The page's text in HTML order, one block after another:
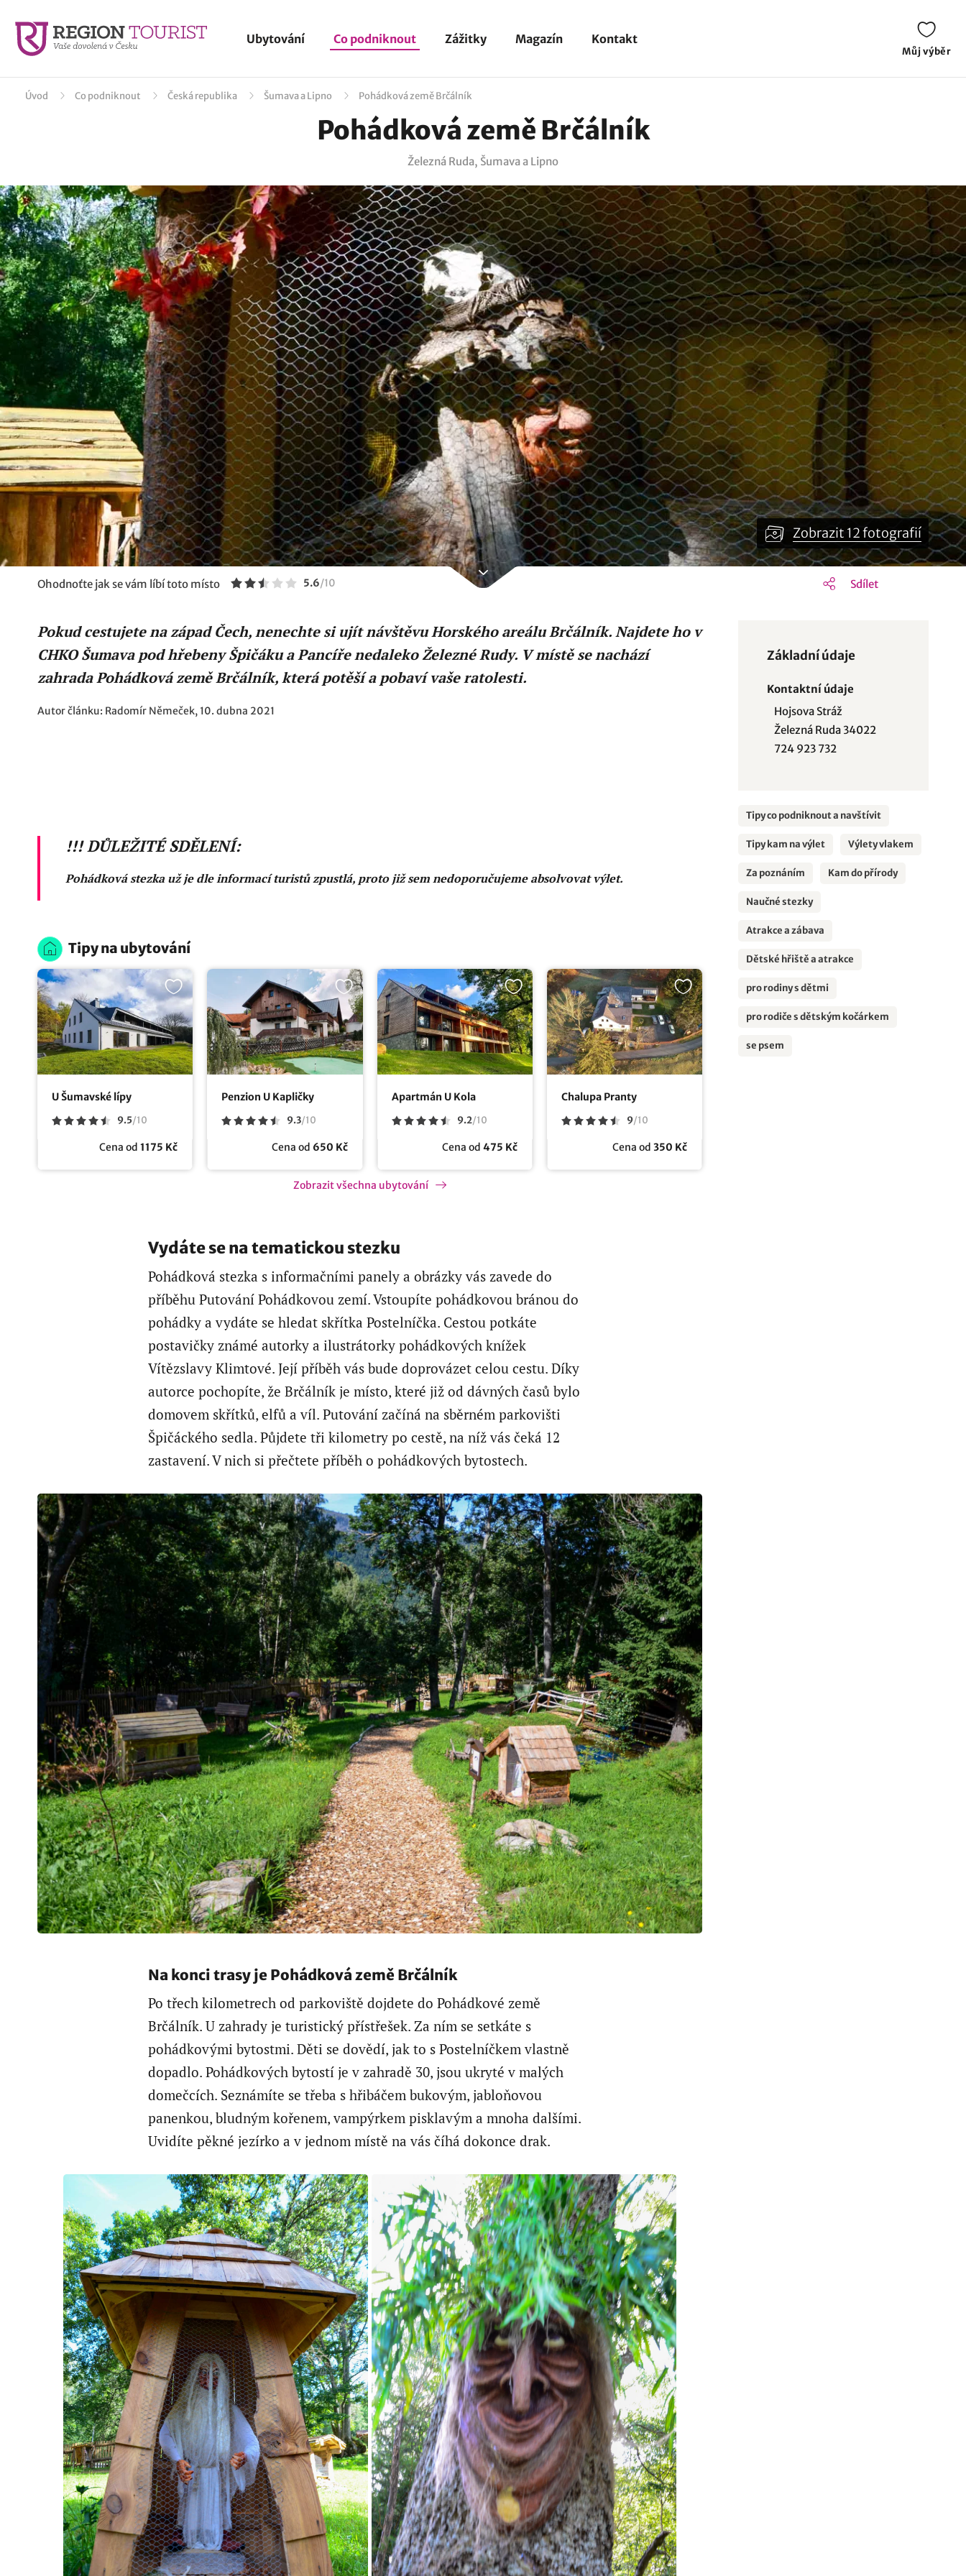
Ubytování Co podniknout Zážitky Magazín Kontakt
Můj výběr
Úvod Co podniknout Česká republika Šumava a Lipno Pohádková země Brčálník
Pohádková země Brčálník
Železná Ruda, Šumava a Lipno
Zobrazit 12 fotografií
Ohodnoťte jak se vám líbí toto místo 5.6/10 Sdílet
Pokud cestujete na západ Čech, nenechte si ujít návštěvu Horského areálu Brčálník. Najdete ho v
CHKO Šumava pod hřebeny Špičáku a Pancíře nedaleko Železné Rudy. V místě se nachází
zahrada Pohádková země Brčálník, která potěší a pobaví vaše ratolesti.
Autor článku: Radomír Němeček, 10. dubna 2021
!!! DŮLEŽITÉ SDĚLENÍ:
Pohádková stezka už je dle informací turistů zpustlá, proto již sem nedoporučujeme absolvovat výlet.
Tipy na ubytování
U Šumavské lípy
9.5/10
Cena od1175 Kč
Penzion U Kapličky
9.3/10
Cena od 650 Kč
Apartmán U Kola
9.2/10
Cena od 475 Kč
Chalupa Pranty
9/10
Cena od 350 Kč
Zobrazit všechna ubytování
Vydáte se na tematickou stezku
Pohádková stezka s informačními panely a obrázky vás zavede do
příběhu Putování Pohádkovou zemí. Vstoupíte pohádkovou bránou do
pohádky a vydáte se hledat skřítka Postelníčka. Cestou potkáte
postavičky známé autorky a ilustrátorky pohádkových knížek
Vítězslavy Klimtové. Její příběh vás bude doprovázet celou cestu. Díky
autorce pochopíte, že Brčálník je místo, které již od dávných časů bylo
domovem skřítků, elfů a víl. Putování začíná na sběrném parkovišti
Špičáckého sedla. Půjdete tři kilometry po cestě, na níž vás čeká 12
zastavení. V nich si přečtete příběh o pohádkových bytostech.
Na konci trasy je Pohádková země Brčálník
Po třech kilometrech od parkoviště dojdete do Pohádkové země
Brčálník. U zahrady je turistický přístřešek. Za ním se setkáte s
pohádkovými bytostmi. Děti se dovědí, jak to s Postelníčkem vlastně
dopadlo. Pohádkových bytostí je v zahradě 30, jsou ukryté v malých
domečcích. Seznámíte se třeba s hřibáčem bukovým, jabloňovou
panenkou, bludným kořenem, vampýrkem pisklavým a mnoha dalšími.
Uvidíte pěkné jezírko a v jednom místě na vás číhá dokonce drak.
Základní údaje
Kontaktní údaje
Hojsova Stráž
Železná Ruda 34022
724 923 732
Tipy co podniknout a navštívit
Tipy kam na výlet Výlety vlakem
Za poznáním Kam do přírody
Naučné stezky
Atrakce a zábava
Dětské hřiště a atrakce
pro rodiny s dětmi
pro rodiče s dětským kočárkem
se psem